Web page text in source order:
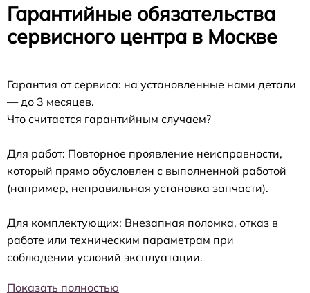
Гарантийные обязательства
сервисного центра в Москве
Гарантия от сервиса: на установленные нами детали
— до 3 месяцев.
Что считается гарантийным случаем?
Для работ: Повторное проявление неисправности,
который прямо обусловлен с выполненной работой
(например, неправильная установка запчасти).
Для комплектующих: Внезапная поломка, отказ в
работе или техническим параметрам при
соблюдении условий эксплуатации.
Показать полностью